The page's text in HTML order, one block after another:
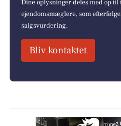
Dine oplysninger deles med op til
ejendomsmæglere, som
salgsvurdering.
Bliv kontaktet